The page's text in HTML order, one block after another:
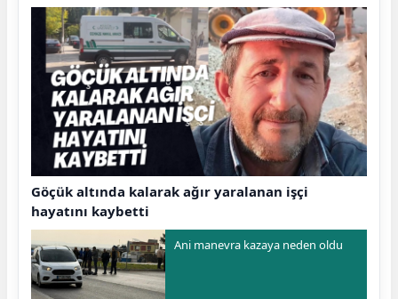
Göçük altında kalarak ağır yaralanan işçi
hayatını kaybetti
Ani manevra kazaya neden oldu